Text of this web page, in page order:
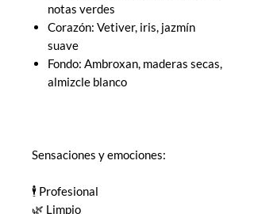
notas verdes
Corazón: Vetiver, iris, jazmín
suave
Fondo: Ambroxan, maderas secas,
almizcle blanco
Sensaciones y emociones:
🕴️ Profesional
🌿 Limpio